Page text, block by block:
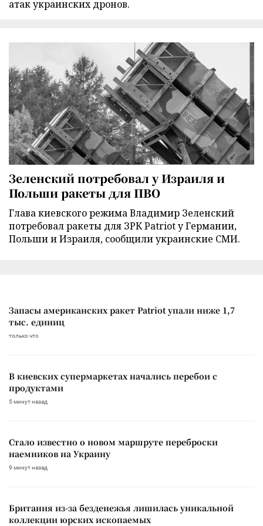
атак украинских дронов.
Зеленский потребовал у Израиля и
Польши ракеты для ПВО
Глава киевского режима Владимир Зеленский
потребовал ракеты для ЗРК Patriot у Германии,
Польши и Израиля, сообщили украинские СМИ.
Запасы американских ракет Patriot упали ниже 1,7
тыс. единиц
только что
В киевских супермаркетах начались перебои с
продуктами
5 минут назад
Стало известно о новом маршруте переброски
наемников на Украину
9 минут назад
Британия из-за безденежья лишилась уникальной
коллекции юрских ископаемых